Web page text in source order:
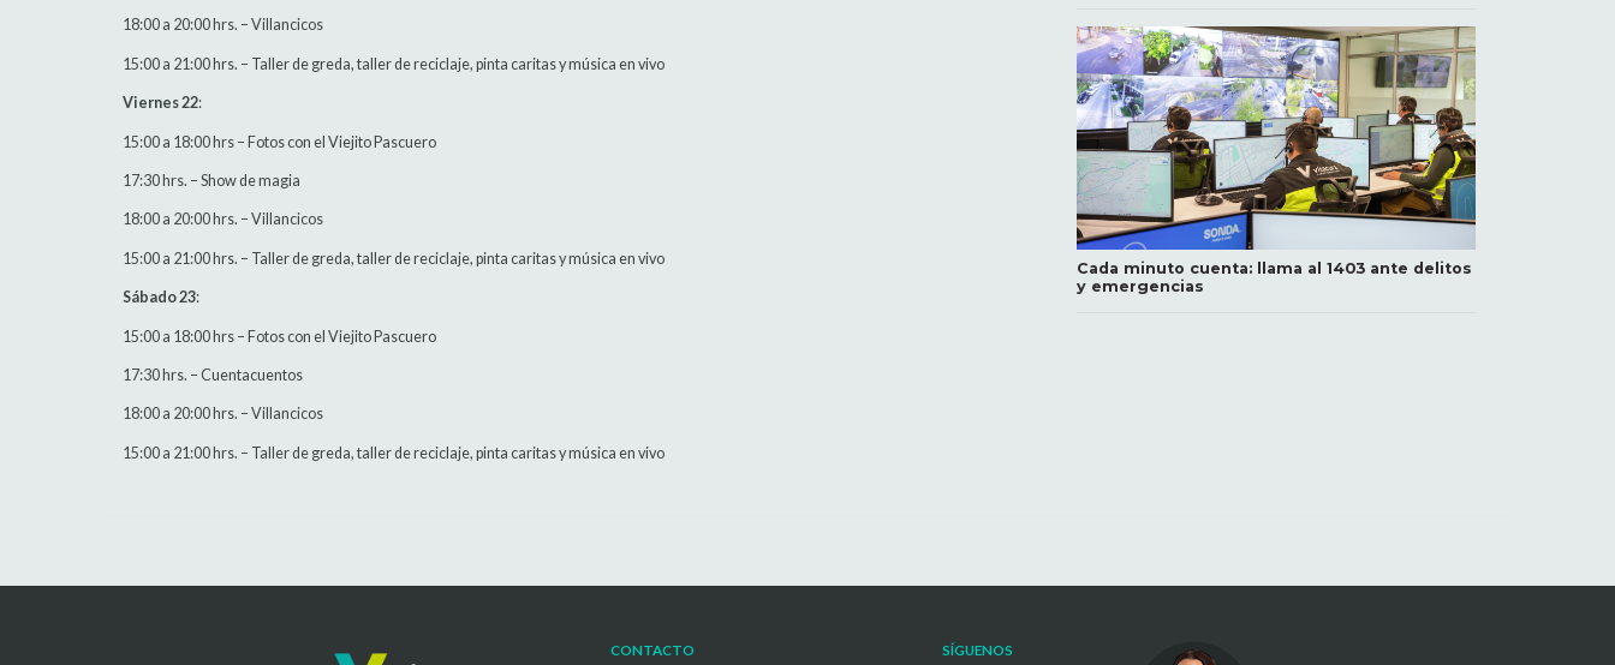
18:00 a 20:00 hrs. – Villancicos
15:00 a 21:00 hrs. – Taller de greda, taller de reciclaje, pinta caritas y música en vivo
Viernes 22:
15:00 a 18:00 hrs – Fotos con el Viejito Pascuero
17:30 hrs. – Show de magia
18:00 a 20:00 hrs. – Villancicos
15:00 a 21:00 hrs. – Taller de greda, taller de reciclaje, pinta caritas y música en vivo
Sábado 23:
15:00 a 18:00 hrs – Fotos con el Viejito Pascuero
17:30 hrs. – Cuentacuentos
18:00 a 20:00 hrs. – Villancicos
15:00 a 21:00 hrs. – Taller de greda, taller de reciclaje, pinta caritas y música en vivo
Cada minuto cuenta: llama al 1403 ante delitos
y emergencias
CONTACTO SÍGUENOS